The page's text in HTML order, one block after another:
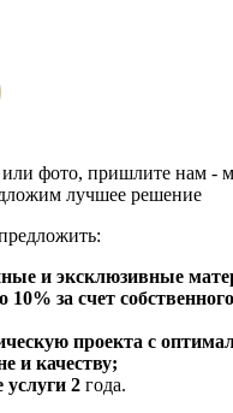
или фото, пришлите нам -
лучшее решение
и эксклюзивные
10% за счет собственного
проекта с
и качеству;
услуги 2 года.